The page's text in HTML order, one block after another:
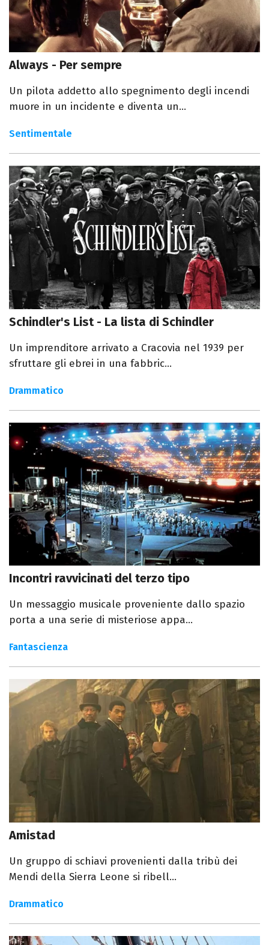
Always - Per sempre
Un pilota addetto allo spegnimento degli incendi
muore in un incidente e diventa un...
Sentimentale
Schindler's List - La lista di Schindler
Un imprenditore arrivato a Cracovia nel 1939 per
sfruttare gli ebrei in una fabbric...
Drammatico
Incontri ravvicinati del terzo tipo
Un messaggio musicale proveniente dallo spazio
porta a una serie di misteriose appa...
Fantascienza
Amistad
Un gruppo di schiavi provenienti dalla tribù dei
Mendi della Sierra Leone si ribell...
Drammatico